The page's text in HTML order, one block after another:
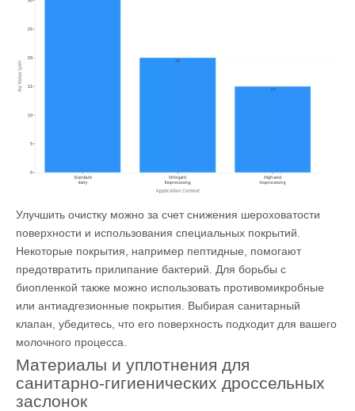
Улучшить очистку можно за счет снижения шероховатости
поверхности и использования специальных покрытий.
Некоторые покрытия, например пептидные, помогают
предотвратить прилипание бактерий. Для борьбы с
биопленкой также можно использовать противомикробные
или антиадгезионные покрытия. Выбирая санитарный
клапан, убедитесь, что его поверхность подходит для вашего
молочного процесса.
Материалы и уплотнения для
санитарно-гигиенических дроссельных
заслонок